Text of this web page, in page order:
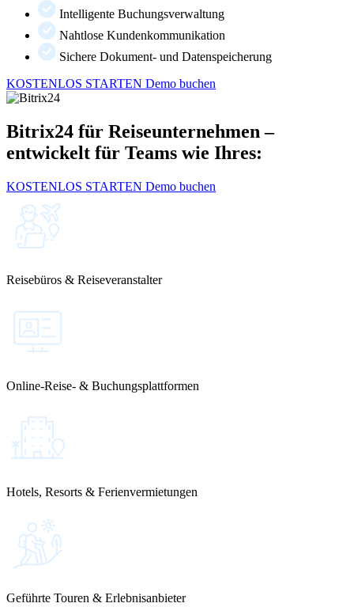
Intelligente Buchungsverwaltung
Nahtlose Kundenkommunikation
Sichere Dokument- und Datenspeicherung
KOSTENLOS STARTEN Demo buchen
Bitrix24 für Reiseunternehmen –
entwickelt für Teams wie Ihres:
KOSTENLOS STARTEN Demo buchen
Reisebüros & Reiseveranstalter
Online-Reise- & Buchungsplattformen
Hotels, Resorts & Ferienvermietungen
Geführte Touren & Erlebnisanbieter